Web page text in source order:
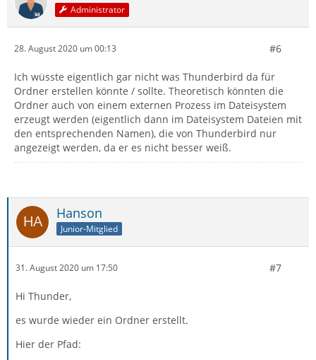
Administrator
28. August 2020 um 00:13 #6
Ich wüsste eigentlich gar nicht was Thunderbird da für
Ordner erstellen könnte / sollte. Theoretisch könnten die
Ordner auch von einem externen Prozess im Dateisystem
erzeugt werden (eigentlich dann im Dateisystem Dateien mit
den entsprechenden Namen), die von Thunderbird nur
angezeigt werden, da er es nicht besser weiß.
Hanson
Junior-Mitglied
31. August 2020 um 17:50 #7
Hi Thunder,
es wurde wieder ein Ordner erstellt.
Hier der Pfad: